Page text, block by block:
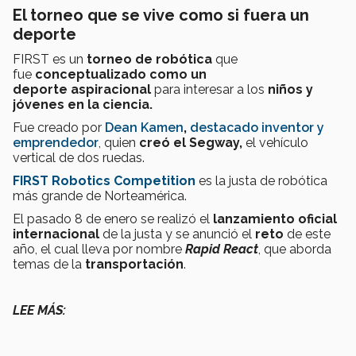
El torneo que se vive como si fuera un
deporte
FIRST es un torneo de robótica que
fue conceptualizado como un
deporte aspiracional para interesar a los niños y
jóvenes en la ciencia.
Fue creado por Dean Kamen, destacado inventor y
emprendedor, quien creó el Segway, el vehículo
vertical de dos ruedas.
FIRST Robotics Competition es la justa de robótica
más grande de Norteamérica.
El pasado 8 de enero se realizó el lanzamiento oficial
internacional de la justa y se anunció el reto de este
año, el cual lleva por nombre Rapid React, que aborda
temas de la transportación.
LEE MÁS: